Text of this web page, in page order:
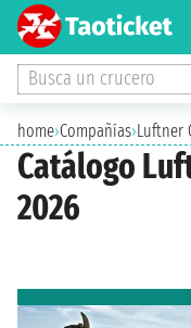
Busca un crucero
home›Compañías›Luftner
Catálogo
2026